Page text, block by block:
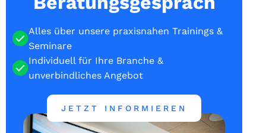
Alles über unsere praxisnahen Trainings &
Seminare
Individuell für Ihre Branche &
unverbindliches Angebot
JETZT INFORMIEREN